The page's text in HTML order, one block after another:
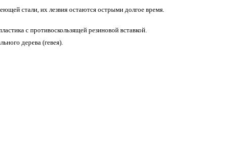
стали, их лезвия остаются острыми долгое время.
с противоскользящей резиновой вставкой.
дерева (гевея).